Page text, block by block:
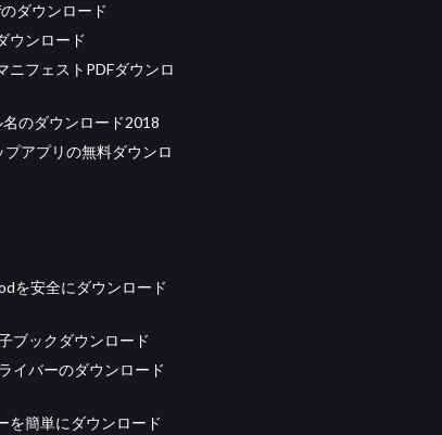
ダウンロード
ウンロード
ニフェストPDFダウンロ
のダウンロード2018
アプリの無料ダウンロ
を安全にダウンロード
ブックダウンロード
イバーのダウンロード
を簡単にダウンロード